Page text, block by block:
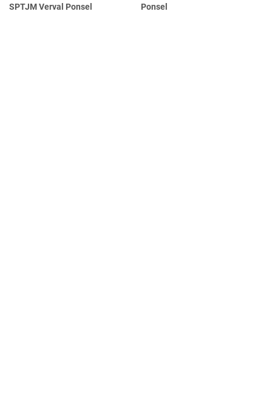
SPTJM Verval Ponsel
Ponsel